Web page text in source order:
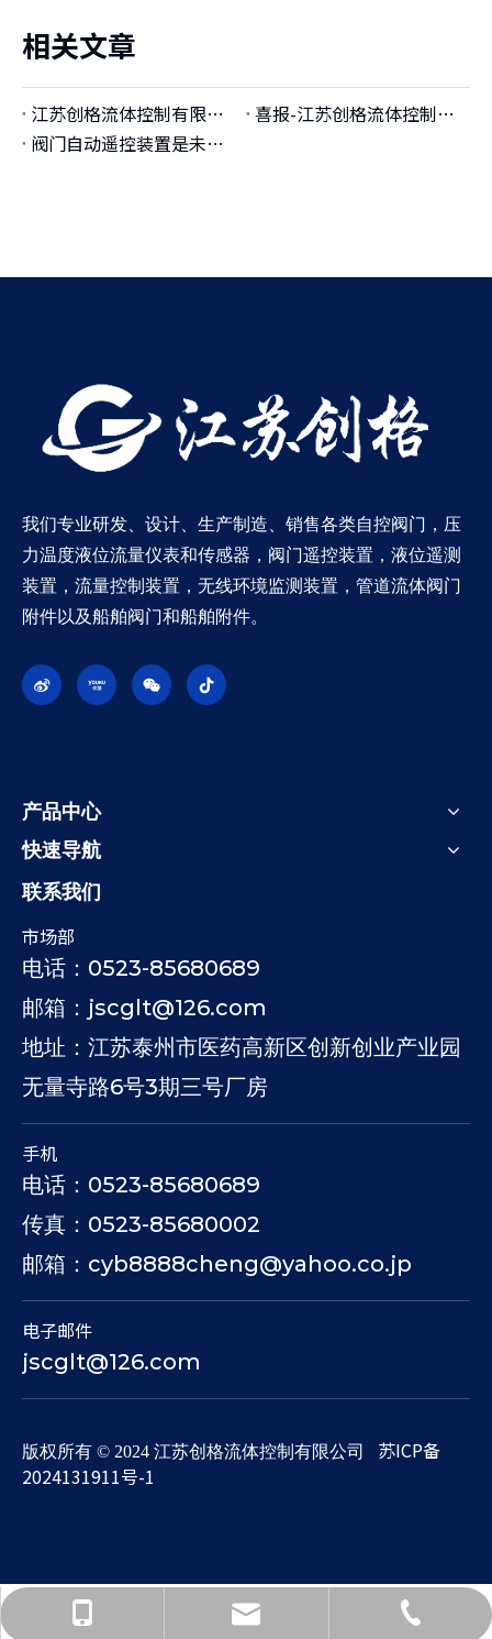
相关文章
江苏创格流体控制有限公司获俄罗斯船级社阀门遥控及液位遥测型式认可证书
喜报-江苏创格流体控制有限公司新厂区正式投入使用
阀门自动遥控装置是未来智能工厂的基石
我们专业研发、设计、生产制造、销售各类自控阀门，压
力温度液位流量仪表和传感器，阀门遥控装置，液位遥测
装置，流量控制装置，无线环境监测装置，管道流体阀门
附件以及船舶阀门和船舶附件。
13852658487
jscglt@126.com
0523-85680689
产品中心
快速导航
联系我们
市场部
电话：0523-85680689
邮箱：jscglt@126.com
地址：江苏泰州市医药高新区创新创业产业园
无量寺路6号3期三号厂房
手机
电话：0523-85680689
传真：0523-85680002
邮箱：cyb8888cheng@yahoo.co.jp
电子邮件
jscglt@126.com
​版权所有 © 2024 江苏创格流体控制有限公司 苏ICP备
2024131911号-1